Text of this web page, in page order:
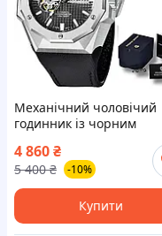
Механічний чоловічий
годинник із чорним
циферблатом на
ремінці
Pagani Design PD-YN010
4 860₴
5 400 ₴ -10%
Купити